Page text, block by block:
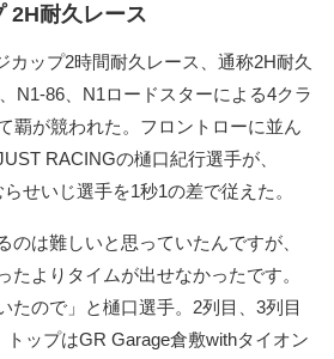
2H耐久レース
ップ2時間耐久レース、通称2H耐久
N1-86、N1ロードスターによる4クラ
覇が競われた。フロントローに並ん
RACINGの樋口紀行選手が、
せいじ選手を1秒1の差で従えた。
のは難しいと思っていたんですが、
たよりタイムが出せなかったです。
たので」と樋口選手。2列目、3列目
ップはGR Garage倉敷withタイオン